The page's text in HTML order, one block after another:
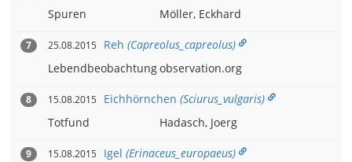
Spuren
Möller, Eckhard
7 25.08.2015 Reh(Capreolus_capreolus)
Lebendbeobachtungobservation.org
8 15.08.2015 Eichhörnchen(Sciurus_vulgaris)
Totfund
Hadasch, Joerg
9 15.08.2015 Igel(Erinaceus_europaeus)